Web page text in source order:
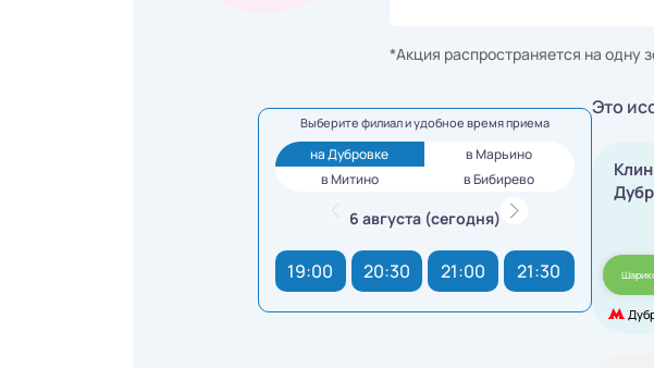
*Акция распространяется на одну
Выберите филиал и удобное время приема
на Дубровке
в Марьино
в Митино
в Бибирево
6 августа (сегодня)
19:00 20:30 21:00 21:30
Это